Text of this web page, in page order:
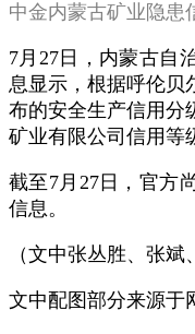
中金内蒙古矿业隐患
7月27日，内蒙古自
息显示，根据呼伦贝
布的安全生产信用分
矿业有限公司信用等
截至7月27日，官方
信息。
（文中张丛胜、张斌
文中配图部分来源于